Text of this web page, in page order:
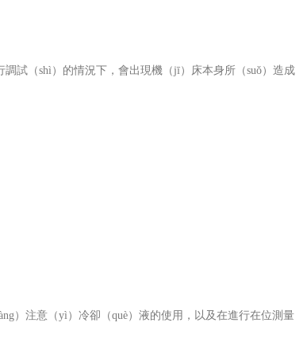
試（shì）的情況下，會出現機（jī）床本身所（suǒ）造成
）注意（yì）冷卻（què）液的使用，以及在進行在位測量